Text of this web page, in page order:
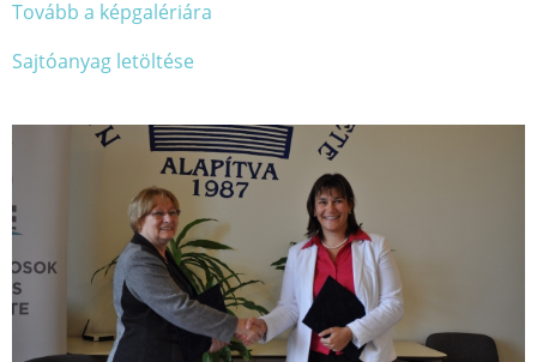
Tovább a képgalériára
Sajtóanyag letöltése